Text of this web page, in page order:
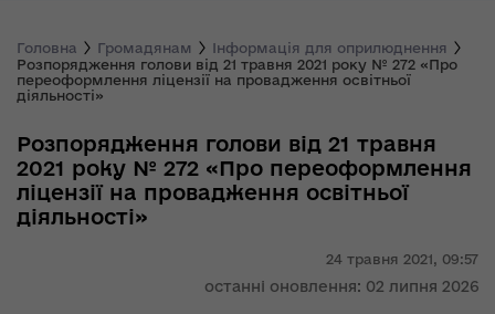
Головна Громадянам
Інформація для оприлюднення
Розпорядження голови від 21 травня 2021 року № 272 «Про
переоформлення ліцензії на провадження освітньої
діяльності»
24 травня 2021, 09:57
останні оновлення: 02 липня 2026
Розпорядження голови від 21 травня
2021 року № 272 «Про переоформлення
ліцензії на провадження освітньої
діяльності»